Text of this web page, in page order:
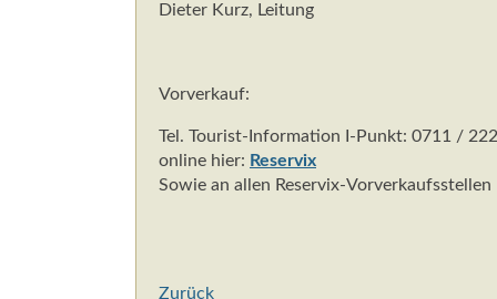
Dieter Kurz, Leitung
Vorverkauf:
Tel. Tourist-Information I-Punkt: 0711 /
online hier: Reservix
Sowie an allen Reservix-Vorverkaufsstellen
Zurück